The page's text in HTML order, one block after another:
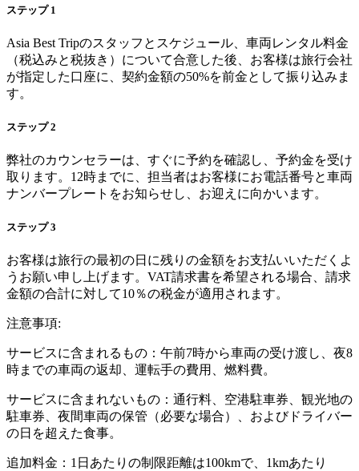
ステップ 1
Asia Best Tripのスタッフとスケジュール、車両レンタル料金
（税込みと税抜き）について合意した後、お客様は旅行会社
が指定した口座に、契約金額の50%を前金として振り込みま
す。
ステップ 2
弊社のカウンセラーは、すぐに予約を確認し、予約金を受け
取ります。12時までに、担当者はお客様にお電話番号と車両
ナンバープレートをお知らせし、お迎えに向かいます。
ステップ 3
お客様は旅行の最初の日に残りの金額をお支払いいただくよ
うお願い申し上げます。VAT請求書を希望される場合、請求
金額の合計に対して10％の税金が適用されます。
注意事項:
サービスに含まれるもの：午前7時から車両の受け渡し、夜8
時までの車両の返却、運転手の費用、燃料費。
サービスに含まれないもの：通行料、空港駐車券、観光地の
駐車券、夜間車両の保管（必要な場合）、およびドライバー
の日を超えた食事。
追加料金：1日あたりの制限距離は100kmで、1kmあたり